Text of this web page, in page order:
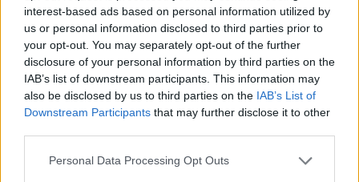
interest-based ads based on personal information utilized by
us or personal information disclosed to third parties prior to
your opt-out. You may separately opt-out of the further
disclosure of your personal information by third parties on the
IAB’s list of downstream participants. This information may
also be disclosed by us to third parties on the IAB’s List of
Downstream Participants that may further disclose it to other
Please note that this website/app uses one or more Google
Personal Data Processing Opt Outs